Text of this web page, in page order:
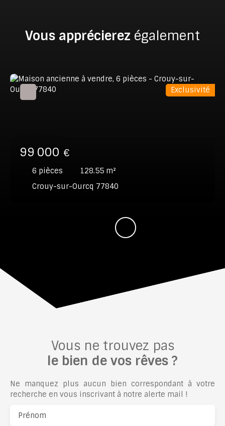
Vous apprécierez également
99 000 €
6 pièces 128.55 m²
Crouy-sur-Ourcq 77840
Exclusivité
Vous ne trouvez pas
le bien de vos rêves ?
Ne manquez plus aucun bien correspondant à votre
recherche en vous inscrivant à notre alerte mail !
Prénom